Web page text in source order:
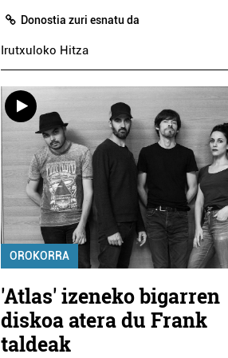
Donostia zuri esnatu da
Irutxuloko Hitza
OROKORRA
'Atlas' izeneko bigarren
diskoa atera du Frank
taldeak